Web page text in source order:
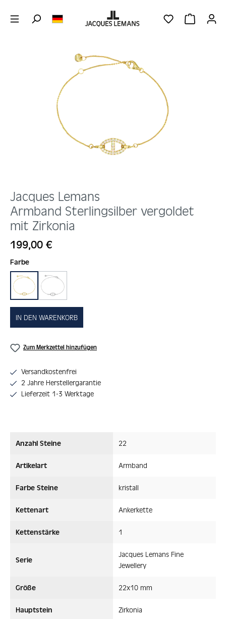
DU HAST 0
Bildergalerie überspringen
Jacques Lemans
Armband Sterlingsilber vergoldet
mit Zirkonia
Regulärer Preis:
199,00 €
Farbeauswählen
gold silber
IN DEN WARENKORB
Zum Merkzettel hinzufügen
Versandkostenfrei
2 Jahre Herstellergarantie
Lieferzeit 1-3 Werktage
Anzahl Steine 22
Artikelart Armband
Farbe Steine kristall
Kettenart Ankerkette
Kettenstärke 1
Serie
Jacques Lemans Fine
Jewellery
Größe 22x10 mm
Hauptstein Zirkonia